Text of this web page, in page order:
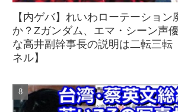
【内ゲバ】れいわローテーション
か？Zガンダム、エマ・シーン声
な高井副幹事長の説明は二転三転
ネル】